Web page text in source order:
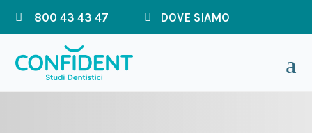
 800 43 43 47  DOVE SIAMO
a